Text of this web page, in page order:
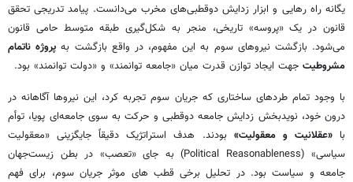
یگانه راه رهایی و ابزار زدایش دوقطبی‌های مخرب می‌دانست. پیامد تدریجی تحقق
قانون در یک «پروسه» تاریخی، منجر به شکل‌گیری طبقه متوسط حامی قانون
می‌شود. بازگشت نیروهای سوم به این مفهوم، در واقع بازگشت به پروژه ناتمام
مشروطیت جهت ایجاد توازن قدرت میان «جامعه توانمند» و «دولت توانمند» بود.
با وجود تمام طردهای ساختاری که جریان سوم تجربه کرد، این نیروها آگاهانه در
درون خود، نویدبخش زدایش جامعه دوقطبی و حرکت به سوی جامعه‌ای پویا، توأم
با«عقلانیت و معقولیت» بودند. هدف استراتژیک دقیقاً جایگزینی «معقولیت
سیاسی» (Political Reasonableness) به جای «تعصب» در بطن زیست‌جهان
جامعه و سیاست بود. در تحلیل برخی قطب های موثر جریان سوم، برای فهم